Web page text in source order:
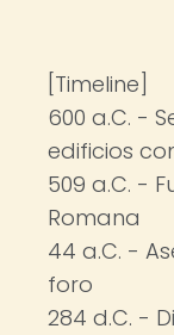
[Timeline]
600 a.C. -
edificios
509 a.C. -
Romana
44 a.C. -
foro
284 d.C. -